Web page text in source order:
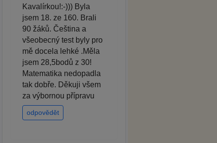
Kavalírkou!:-))) Byla
jsem 18. ze 160. Brali
90 žáků. Čeština a
všeobecný test byly pro
mě docela lehké .Měla
jsem 28,5bodů z 30!
Matematika nedopadla
tak dobře. Děkuji všem
za výbornou přípravu
odpovědět